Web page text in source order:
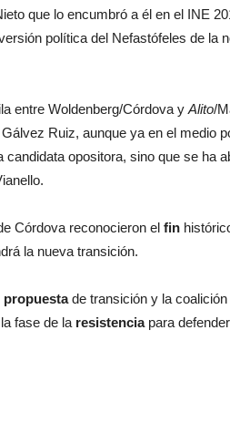
que lo encumbró a él en el INE
política del Nefastófeles de la
entre Woldenberg/Córdova y Alito/
Ruiz, aunque ya en el medio
candidata opositora, sino que se ha
Córdova reconocieron el fin
la nueva transición.
propuestade transición y la coalición
fase de la resistenciapara